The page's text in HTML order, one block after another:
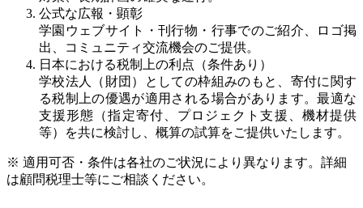
公式な広報・顕彰
学園ウェブサイト・刊行物・行事でのご紹介、ロゴ掲
出、コミュニティ交流機会のご提供。
日本における税制上の利点（条件あり）
学校法人（財団）としての枠組みのもと、寄付に関す
る税制上の優遇が適用される場合があります。最適な
支援形態（指定寄付、プロジェクト支援、機材提供
等）を共に検討し、概算の試算をご提供いたします。
※ 適用可否・条件は各社のご状況により異なります。詳細
は顧問税理士等にご相談ください。